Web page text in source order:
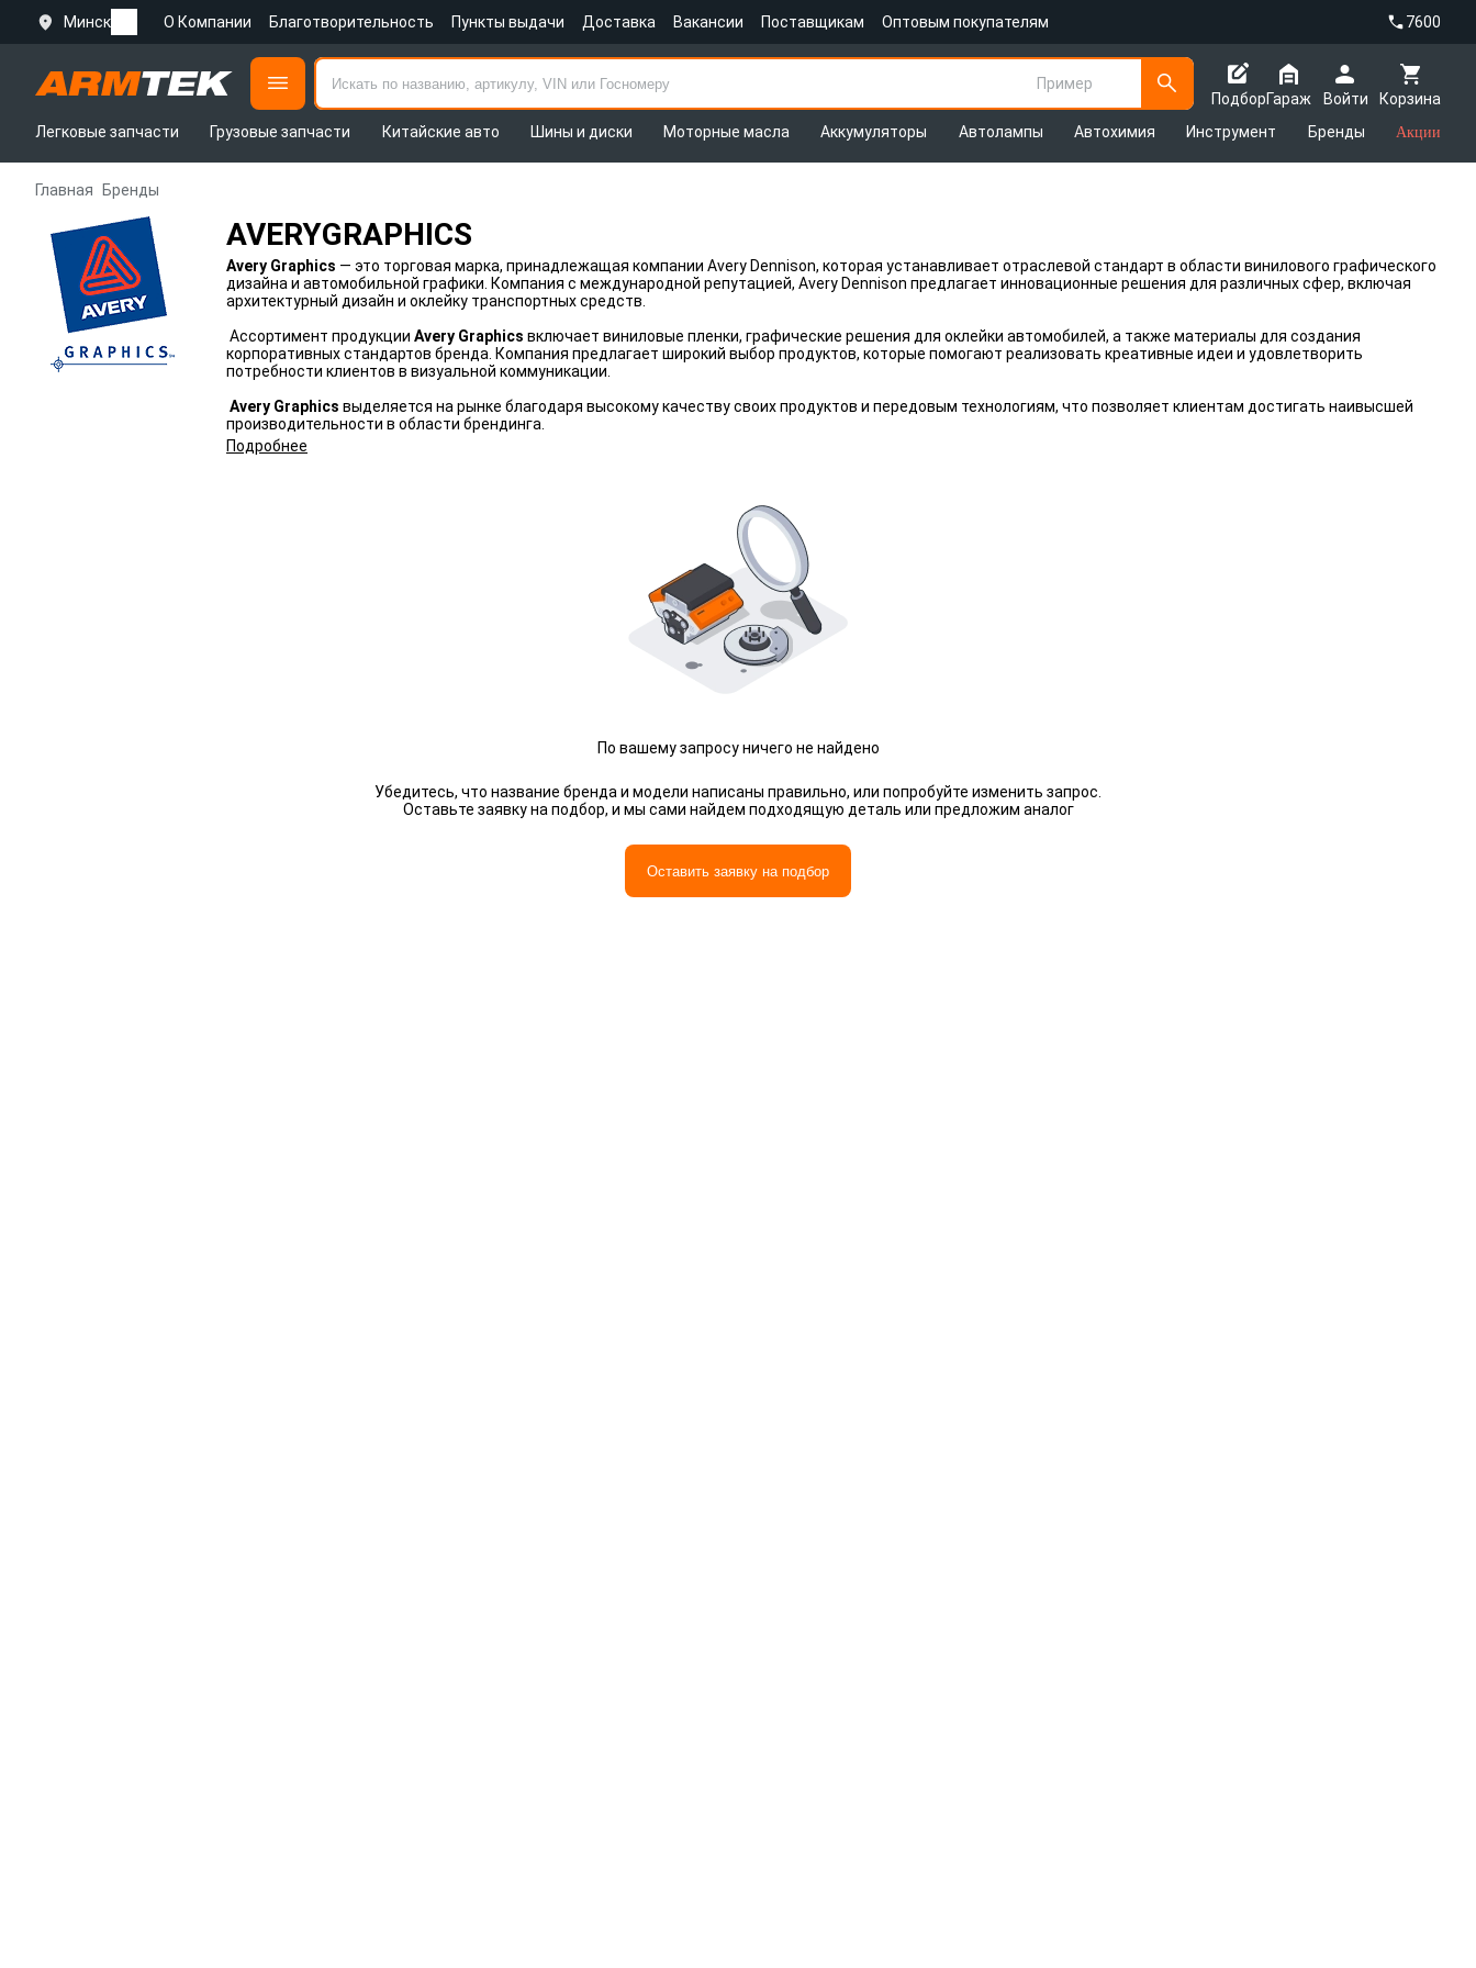
Минск О Компании Благотворительность Пункты выдачи Доставка Вакансии Поставщикам Оптовым покупателям 7600
Пример
Подбор
Корзина
Гараж
Войти
Легковые запчасти
Грузовые запчасти Китайские авто Шины и диски Моторные масла Аккумуляторы Автолампы Автохимия Инструмент Бренды Акции
Главная Бренды
AVERYGRAPHICS
Avery Graphics — это торговая марка, принадлежащая компании Avery Dennison, которая устанавливает отраслевой стандарт в области винилового графического
дизайна и автомобильной графики. Компания с международной репутацией, Avery Dennison предлагает инновационные решения для различных сфер, включая
архитектурный дизайн и оклейку транспортных средств.
Ассортимент продукции Avery Graphics включает виниловые пленки, графические решения для оклейки автомобилей, а также материалы для создания
корпоративных стандартов бренда. Компания предлагает широкий выбор продуктов, которые помогают реализовать креативные идеи и удовлетворить
потребности клиентов в визуальной коммуникации.
Avery Graphics выделяется на рынке благодаря высокому качеству своих продуктов и передовым технологиям, что позволяет клиентам достигать наивысшей
производительности в области брендинга.
Подробнее
По вашему запросу ничего не найдено
Убедитесь, что название бренда и модели написаны правильно, или попробуйте изменить запрос.
Оставьте заявку на подбор, и мы сами найдем подходящую деталь или предложим аналог
Оставить заявку на подбор